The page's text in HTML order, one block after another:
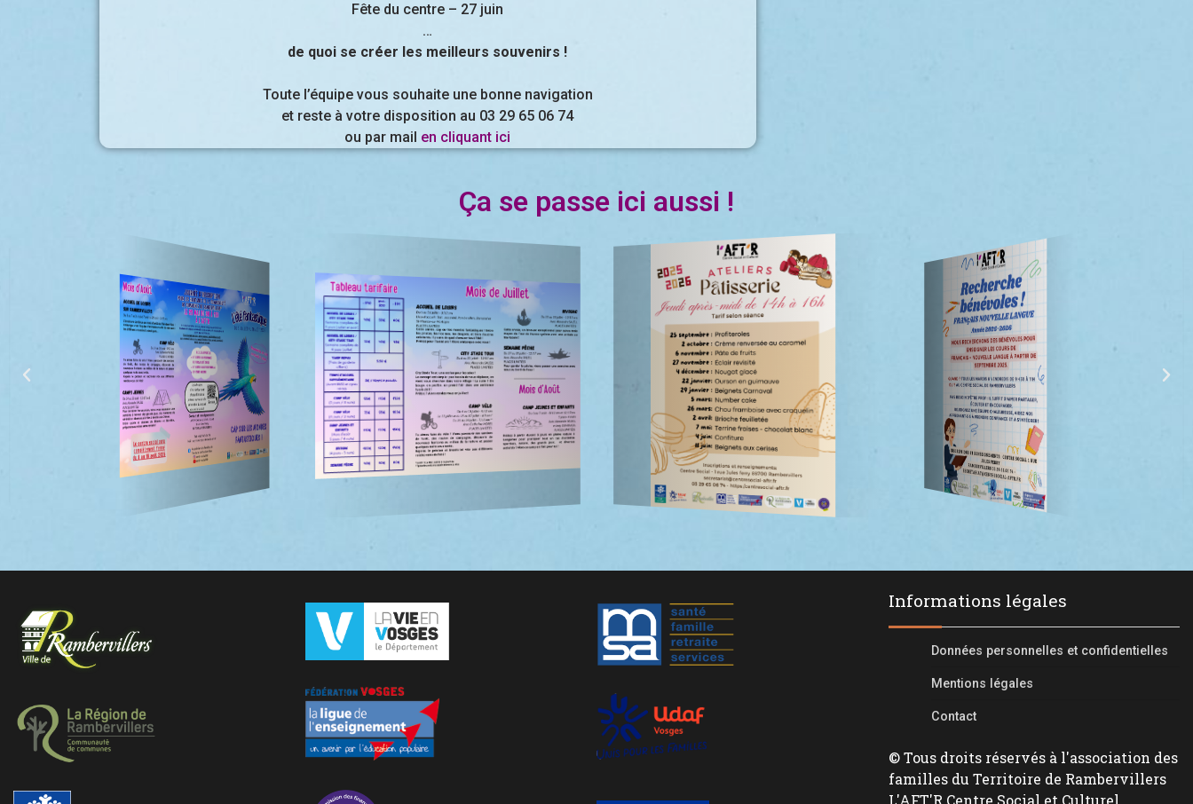
Fête du centre – 27 juin
…
de quoi se créer les meilleurs souvenirs !
Toute l’équipe vous souhaite une bonne navigation
et reste à votre disposition au 03 29 65 06 74
ou par mail en cliquant ici
Ça se passe ici aussi !
Informations légales
Données personnelles et confidentielles
Mentions légales
Contact
© Tous droits réservés à l'association des
familles du Territoire de Rambervillers
L'AFT'R Centre Social et Culturel